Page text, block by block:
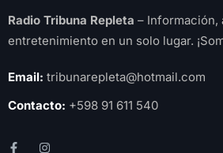
Radio Tribuna Repleta – Información,
entretenimiento en un solo lugar.
Email: tribunarepleta@hotmail.com
Contacto: +598 91 611 540